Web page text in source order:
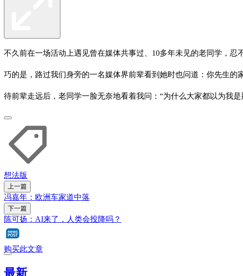
不久前在一场活动上遇见曾在媒体共事过、10多年未见的老同学，
巧的是，路过我们身旁的一名媒体界前辈看到她时也问道：你先生的
待前辈走远后，老同学一脸无奈地看着我问：“为什么大家都以为我
想法版
上一篇
冯嘉年：欧洲车家道中落
下一篇
陈可扬：AI来了，人类会投降吗？
购买此文章
最新